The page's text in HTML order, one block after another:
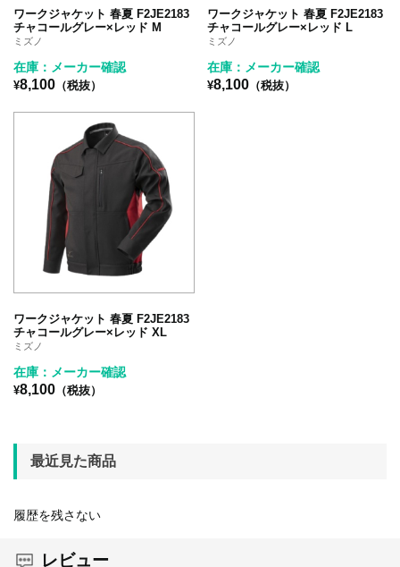
ワークジャケット 春夏 F2JE2183
チャコールグレー×レッド M
ミズノ
在庫：メーカー確認
¥8,100 （税抜）
ワークジャケット 春夏 F2JE2183
チャコールグレー×レッド L
ミズノ
在庫：メーカー確認
¥8,100 （税抜）
ワークジャケット 春夏 F2JE2183
チャコールグレー×レッド XL
ミズノ
在庫：メーカー確認
¥8,100 （税抜）
最近見た商品
履歴を残さない
レビュー